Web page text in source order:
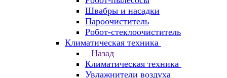
Швабры и насадки
Пароочиститель
Робот-стеклоочиститель
Климатическая техника
Назад
Климатическая техника
Увлажнители воздуха